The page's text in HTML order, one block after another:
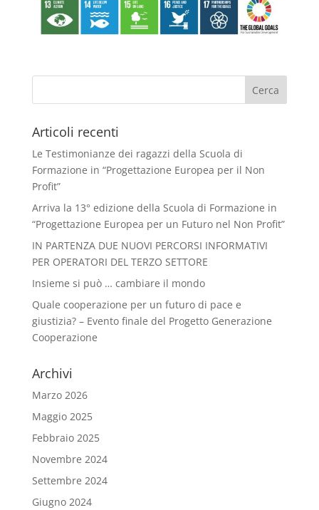
Articoli recenti
Le Testimonianze dei ragazzi della Scuola di
Formazione in “Progettazione Europea per il Non
Profit”
Arriva la 13° edizione della Scuola di Formazione in
“Progettazione Europea per un Futuro nel Non Profit”
IN PARTENZA DUE NUOVI PERCORSI INFORMATIVI
PER OPERATORI DEL TERZO SETTORE
Insieme si può … cambiare il mondo
Quale cooperazione per un futuro di pace e
giustizia? – Evento finale del Progetto Generazione
Cooperazione
Archivi
Marzo 2026
Maggio 2025
Febbraio 2025
Novembre 2024
Settembre 2024
Giugno 2024